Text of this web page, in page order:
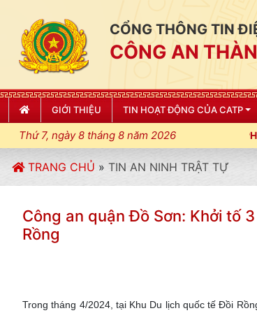
CỔNG THÔNG TIN
CÔNG AN
GIỚI THIỆU TIN HOẠT ĐỘNG CỦA CATP
Thứ 7, ngày 8 tháng 8 năm 2026
TRANG CHỦ » TIN AN NINH TRẬT TỰ
Công an quận Đồ Sơn: Khởi tố
Rồng
Trong tháng 4/2024, tại Khu Du lịch quốc tế Đồi